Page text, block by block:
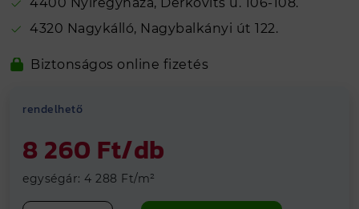
4320 Nagykálló, Nagybalkányi út 122.
Ajánlott méret
Országosházhozszállítással!
Vegye át
rendelhető
8 260 Ft/db
egységár: 4 288 Ft/m²